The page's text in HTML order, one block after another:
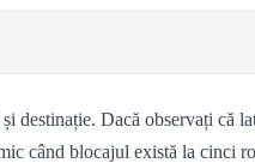
Dacă observați că
când blocajul există la cinci